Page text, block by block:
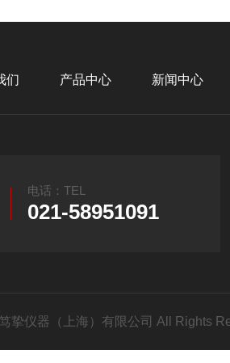
们 产品中心 新闻中心
电话：TEL
021-58951091
挚仪器（上海）有限公司 All Rights